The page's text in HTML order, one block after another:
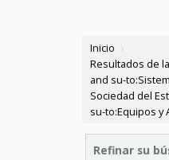
Inicio ›
Resultados de
and su-
Sociedad del
su-to:Equipos y
Refinar su